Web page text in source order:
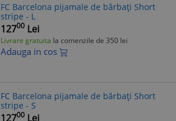
FC Barcelona pijamale de bărbați Short
stripe - L
12700 Lei
Livrare gratuita la comenzile de 350 lei
Adauga in cos
FC Barcelona pijamale de bărbați Short
stripe - S
12700 Lei